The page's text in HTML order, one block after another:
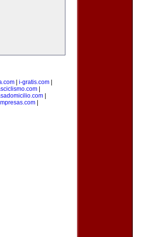
| i-gratis.com|
|
|
|